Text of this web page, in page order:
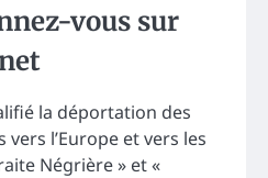
vous sur
la déportation des
l’Europe et vers les
Négrière » et «